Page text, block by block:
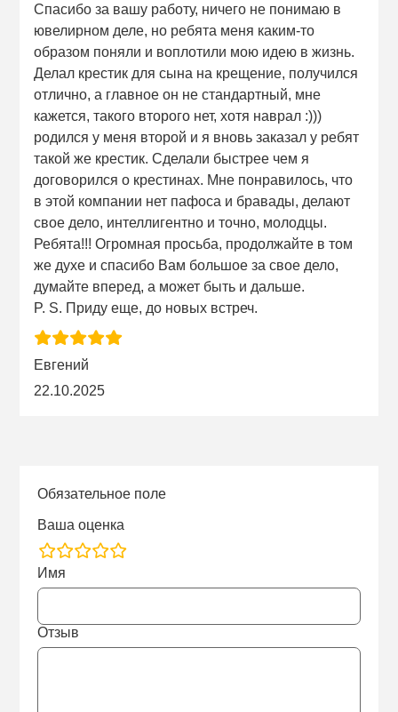
Спасибо за вашу работу, ничего не понимаю в
ювелирном деле, но ребята меня каким-то
образом поняли и воплотили мою идею в жизнь.
Делал крестик для сына на крещение, получился
отлично, а главное он не стандартный, мне
кажется, такого второго нет, хотя наврал :)))
родился у меня второй и я вновь заказал у ребят
такой же крестик. Сделали быстрее чем я
договорился о крестинах. Мне понравилось, что
в этой компании нет пафоса и бравады, делают
свое дело, интеллигентно и точно, молодцы.
Ребята!!! Огромная просьба, продолжайте в том
же духе и спасибо Вам большое за свое дело,
думайте вперед, а может быть и дальше.
P. S. Приду еще, до новых встреч.
Евгений
22.10.2025
Обязательное поле
Ваша оценка
rating
fields
Имя
Отзыв